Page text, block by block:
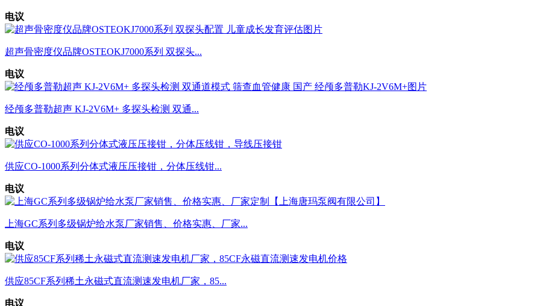
电议
超声骨密度仪品牌OSTEOKJ7000系列 双探头...
电议
经颅多普勒超声 KJ-2V6M+ 多探头检测 双通...
电议
供应CO-1000系列分体式液压压接钳，分体压线钳...
电议
上海GC系列多级锅炉给水泵厂家销售、价格实惠、厂家...
电议
供应85CF系列稀土永磁式直流测速发电机厂家，85...
电议